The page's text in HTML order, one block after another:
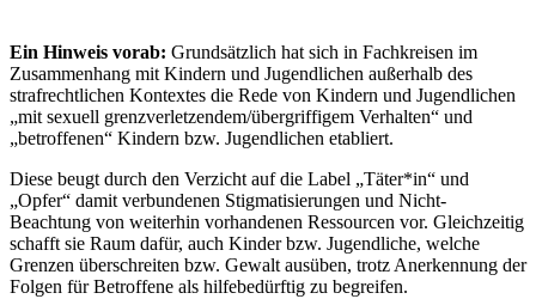
Ein Hinweis vorab: Grundsätzlich hat sich in Fachkreisen im
Zusammenhang mit Kindern und Jugendlichen außerhalb des
strafrechtlichen Kontextes die Rede von Kindern und Jugendlichen
„mit sexuell grenzverletzendem/übergriffigem Verhalten“ und
„betroffenen“ Kindern bzw. Jugendlichen etabliert.
Diese beugt durch den Verzicht auf die Label „Täter*in“ und
„Opfer“ damit verbundenen Stigmatisierungen und Nicht-
Beachtung von weiterhin vorhandenen Ressourcen vor. Gleichzeitig
schafft sie Raum dafür, auch Kinder bzw. Jugendliche, welche
Grenzen überschreiten bzw. Gewalt ausüben, trotz Anerkennung der
Folgen für Betroffene als hilfebedürftig zu begreifen.